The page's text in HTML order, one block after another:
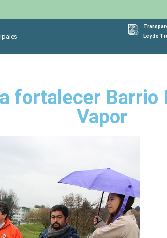
Ley de
fortalecer Barrio
Vapor